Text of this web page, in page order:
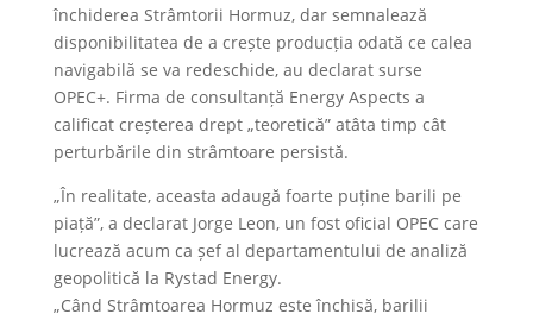
închiderea Strâmtorii Hormuz, dar semnalează
disponibilitatea de a crește producția odată ce calea
navigabilă se va redeschide, au declarat surse
OPEC+. Firma de consultanță Energy Aspects a
calificat creșterea drept „teoretică” atâta timp cât
perturbările din strâmtoare persistă.
„În realitate, aceasta adaugă foarte puține barili pe
piață”, a declarat Jorge Leon, un fost oficial OPEC care
lucrează acum ca șef al departamentului de analiză
geopolitică la Rystad Energy.
„Când Strâmtoarea Hormuz este închisă, barilii